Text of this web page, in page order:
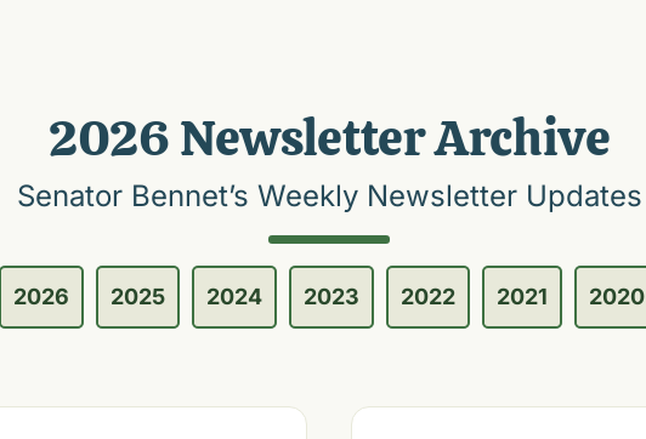
2026 Newsletter Archive
Senator Bennet’s Weekly Newsletter Updates
2026 2025 2024 2023 2022 2021 2020